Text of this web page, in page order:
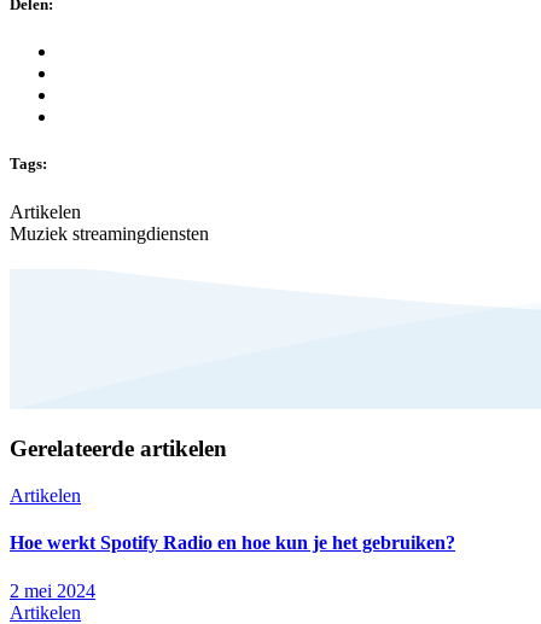
Delen:
Tags:
Artikelen
Muziek streamingdiensten
Gerelateerde artikelen
Artikelen
Hoe werkt Spotify Radio en hoe kun je het gebruiken?
2 mei 2024
Artikelen